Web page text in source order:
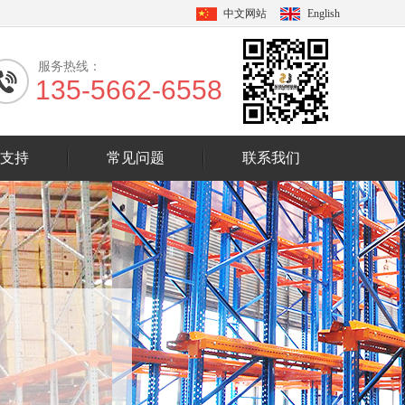
中文网站 English
服务热线：
135-5662-6558
持 常见问题 联系我们